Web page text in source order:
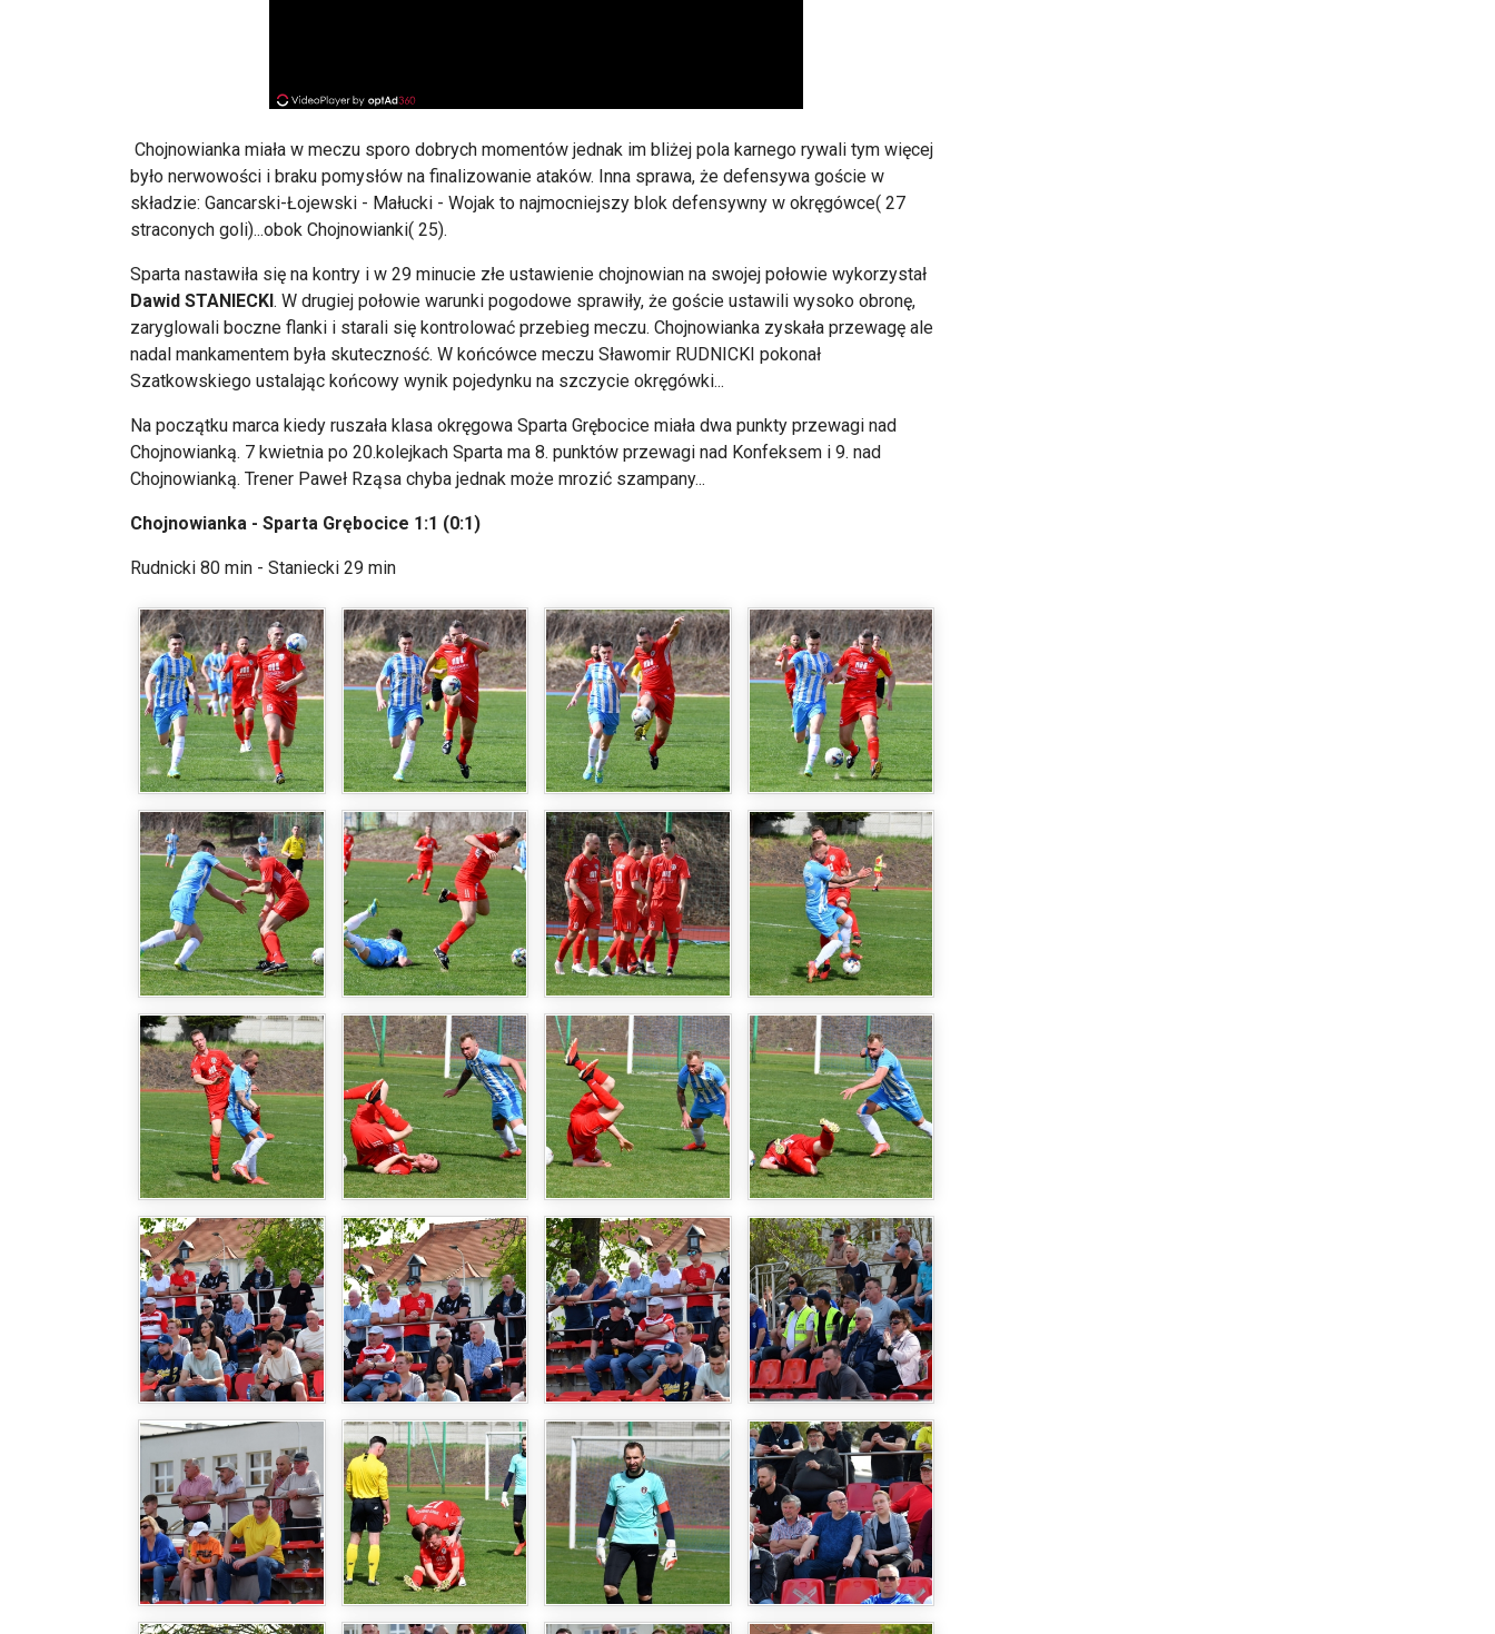
Chojnowianka miała w meczu sporo dobrych momentów jednak im bliżej pola karnego rywali tym więcej
było nerwowości i braku pomysłów na finalizowanie ataków. Inna sprawa, że defensywa goście w
składzie: Gancarski-Łojewski - Małucki - Wojak to najmocniejszy blok defensywny w okręgówce( 27
straconych goli)...obok Chojnowianki( 25).
Sparta nastawiła się na kontry i w 29 minucie złe ustawienie chojnowian na swojej połowie wykorzystał
Dawid STANIECKI. W drugiej połowie warunki pogodowe sprawiły, że goście ustawili wysoko obronę,
zaryglowali boczne flanki i starali się kontrolować przebieg meczu. Chojnowianka zyskała przewagę ale
nadal mankamentem była skuteczność. W końcówce meczu Sławomir RUDNICKI pokonał
Szatkowskiego ustalając końcowy wynik pojedynku na szczycie okręgówki...
Na początku marca kiedy ruszała klasa okręgowa Sparta Grębocice miała dwa punkty przewagi nad
Chojnowianką. 7 kwietnia po 20.kolejkach Sparta ma 8. punktów przewagi nad Konfeksem i 9. nad
Chojnowianką. Trener Paweł Rząsa chyba jednak może mrozić szampany...
Chojnowianka - Sparta Grębocice 1:1 (0:1)
Rudnicki 80 min - Staniecki 29 min